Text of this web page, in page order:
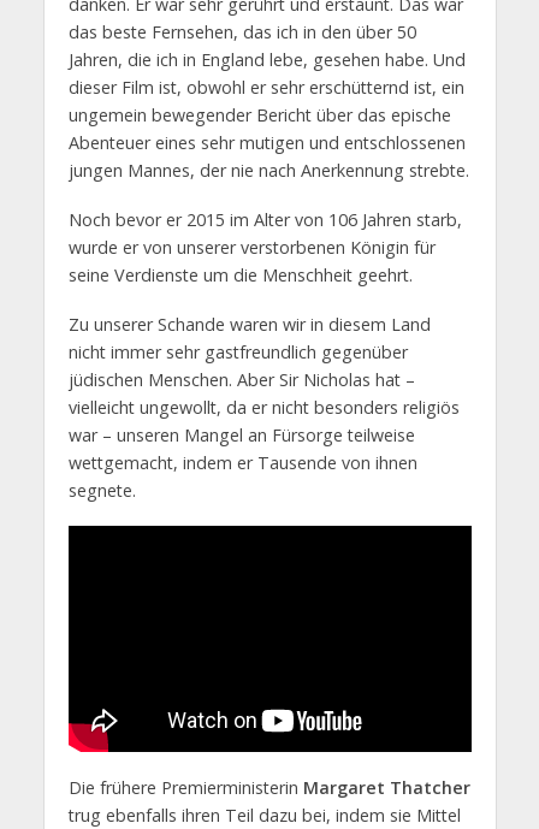
das beste Fernsehen, das ich in den über 50
Jahren, die ich in England lebe, gesehen habe. Und
dieser Film ist, obwohl er sehr erschütternd ist, ein
ungemein bewegender Bericht über das epische
Abenteuer eines sehr mutigen und entschlossenen
jungen Mannes, der nie nach Anerkennung strebte.
Noch bevor er 2015 im Alter von 106 Jahren starb,
wurde er von unserer verstorbenen Königin für
seine Verdienste um die Menschheit geehrt.
Zu unserer Schande waren wir in diesem Land
nicht immer sehr gastfreundlich gegenüber
jüdischen Menschen. Aber Sir Nicholas hat –
vielleicht ungewollt, da er nicht besonders religiös
war – unseren Mangel an Fürsorge teilweise
wettgemacht, indem er Tausende von ihnen
segnete.
Die frühere Premierministerin Margaret Thatcher
trug ebenfalls ihren Teil dazu bei, indem sie Mittel